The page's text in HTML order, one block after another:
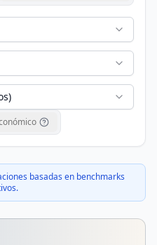
basadas en benchmarks